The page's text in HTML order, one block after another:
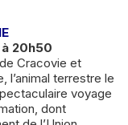
20h50
Cracovie et
l’animal terrestre le
voyage
dont